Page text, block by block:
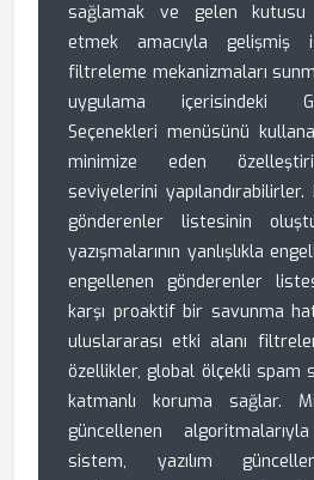
sağlamak ve gelen kutusu
etmek amacıyla gelişmiş
filtreleme mekanizmaları
uygulama içerisindeki
Seçenekleri menüsünü
minimize eden
seviyelerini
gönderenler listesinin
yazışmalarının yanlışlıkla
engellenen gönderenler
karşı proaktif bir savunma
uluslararası etki alanı
özellikler, global ölçekli spam
katmanlı koruma sağlar.
güncellenen
sistem, yazılım